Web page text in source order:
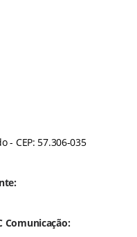
- CEP: 57.306-035
Comunicação: